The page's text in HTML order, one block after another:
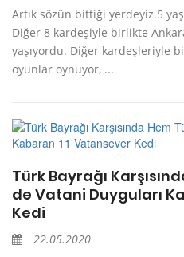
Artık sözün bittiği yerdeyiz.5
Diğer 8 kardeşiyle birlikte
yaşıyordu. Diğer kardeşleriyle
oyunlar oynuyor, ...
Türk Bayrağı
de Vatani Duyguları
Kedi
22.05.2020